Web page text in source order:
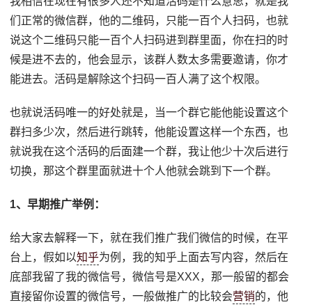
们正常的微信群，他的二维码，只能一百个人扫码，也就
说这个二维码只能一百个人扫码进到群里面，你在扫的时
候是进不去的，他会显示，该群人数太多需要邀请，你才
能进去。活码是解除这个扫码一百人满了这个权限。
也就说活码唯一的好处就是，当一个群它能他能设置这个
群扫多少次，然后进行跳转，他能设置这样一个东西，也
就说我在这个活码的后面建一个群，我让他少十次后进行
切换，那这个群里面就进十个人他就会跳到下一个群。
1、早期推广举例：
给大家去解释一下，就在我们推广我们微信的时候，在平
台上，假如以知乎为例，我的知乎上面去写内容，然后在
底部我留了我的微信号，微信号是XXX，那一般留的都会
直接留你设置的微信号，一般做推广的比较会营销的，他